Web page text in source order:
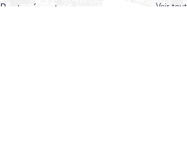
Posts récents Voir tout